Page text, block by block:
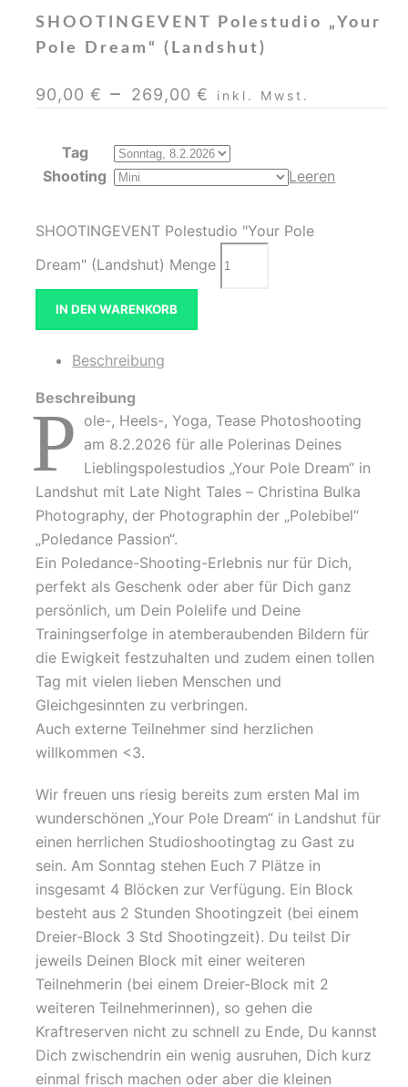
SHOOTINGEVENT Polestudio „Your
Pole Dream“ (Landshut)
90,00€ – 269,00€ inkl. Mwst.
Tag
Shooting
Leeren
SHOOTINGEVENT Polestudio "Your Pole
Dream" (Landshut) Menge
IN DEN WARENKORB
Beschreibung
Beschreibung
P ole-, Heels-, Yoga, Tease Photoshooting
am 8.2.2026 für alle Polerinas Deines
Lieblingspolestudios „Your Pole Dream“ in
Landshut mit Late Night Tales – Christina Bulka
Photography, der Photographin der „Polebibel“
„Poledance Passion“.
Ein Poledance-Shooting-Erlebnis nur für Dich,
perfekt als Geschenk oder aber für Dich ganz
persönlich, um Dein Polelife und Deine
Trainingserfolge in atemberaubenden Bildern für
die Ewigkeit festzuhalten und zudem einen tollen
Tag mit vielen lieben Menschen und
Gleichgesinnten zu verbringen.
Auch externe Teilnehmer sind herzlichen
willkommen <3.
Wir freuen uns riesig bereits zum ersten Mal im
wunderschönen „Your Pole Dream“ in Landshut für
einen herrlichen Studioshootingtag zu Gast zu
sein. Am Sonntag stehen Euch 7 Plätze in
insgesamt 4 Blöcken zur Verfügung. Ein Block
besteht aus 2 Stunden Shootingzeit (bei einem
Dreier-Block 3 Std Shootingzeit). Du teilst Dir
jeweils Deinen Block mit einer weiteren
Teilnehmerin (bei einem Dreier-Block mit 2
weiteren Teilnehmerinnen), so gehen die
Kraftreserven nicht zu schnell zu Ende, Du kannst
Dich zwischendrin ein wenig ausruhen, Dich kurz
einmal frisch machen oder aber die kleinen